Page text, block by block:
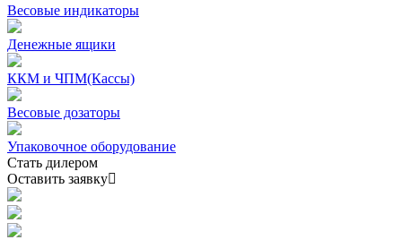
Весовые индикаторы
Денежные ящики
ККМ и ЧПМ(Кассы)
Весовые дозаторы
Упаковочное оборудование
Стать дилером
Оставить заявку